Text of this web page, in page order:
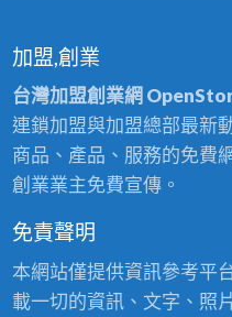
加盟,創業
台灣加盟創業網
連鎖加盟與加盟總部最新
商品、產品、服務的免費
創業業主免費宣傳。
免責聲明
本網站僅提供資訊參考平
載一切的資訊、文字、照